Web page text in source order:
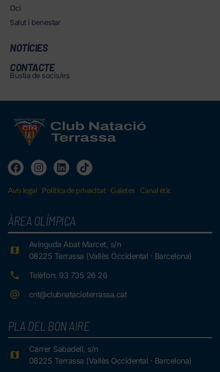
Oci
Salut i benestar
NOTÍCIES
CONTACTE
Bústia de socis/es
Avís legal Política de privacitat Galetes Canal ètic
ÀREA OLÍMPICA
Avinguda Abat Marcet, s/n
08225 Terrassa (Vallès Occidental · Barcelona)
Telèfon: 93 735 26 26
cnt@clubnatacioterrassa.cat
PLA DEL BON AIRE
Carrer Sabadell, s/n
08225 Terrassa (Vallès Occidental · Barcelona)